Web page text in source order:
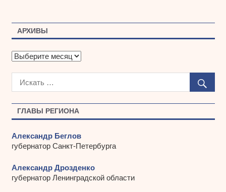
ГЛАВЫ РЕГИОНА
Александр Беглов
губернатор Санкт-Петербурга
Александр Дрозденко
губернатор Ленинградской области
АРХИВЫ
А
х
ы